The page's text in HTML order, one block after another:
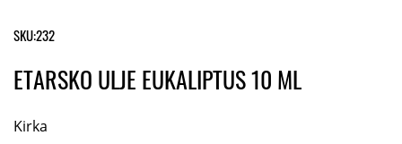
SKU:232
ETARSKO ULJE EUKALIPTUS 10 ML
Kirka